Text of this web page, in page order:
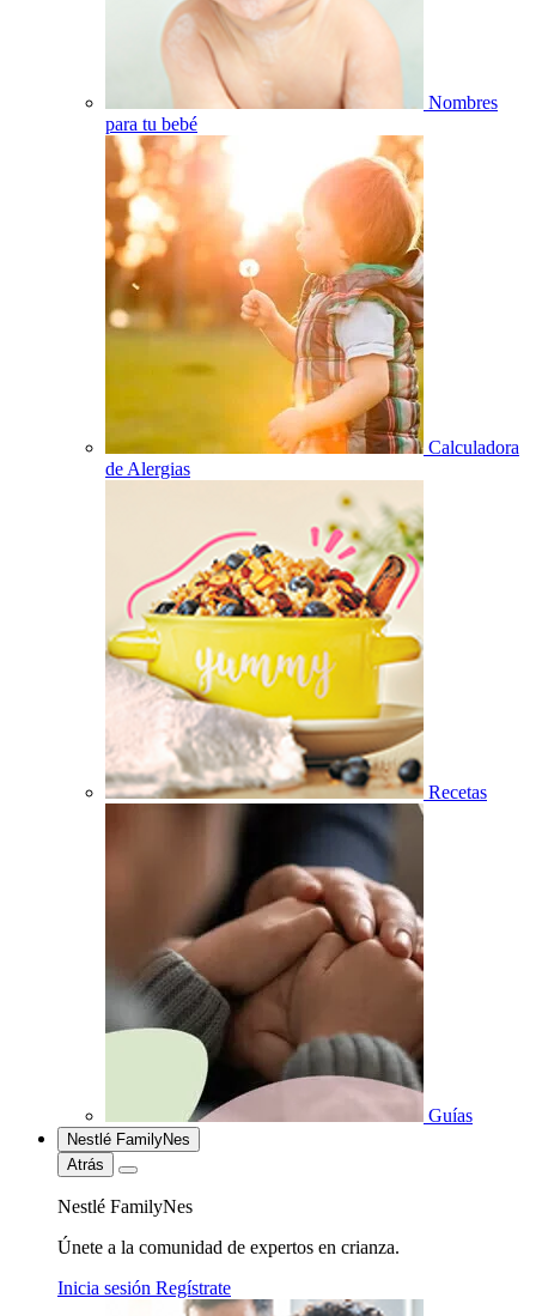
Nombres
para tu bebé
Calculadora
de Alergias
Recetas
Guías
Nestlé FamilyNes
Atrás
Nestlé FamilyNes
Únete a la comunidad de expertos en crianza.
Inicia sesión Regístrate